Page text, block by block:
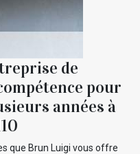
de
pour
années à
que Brun Luigi vous offre